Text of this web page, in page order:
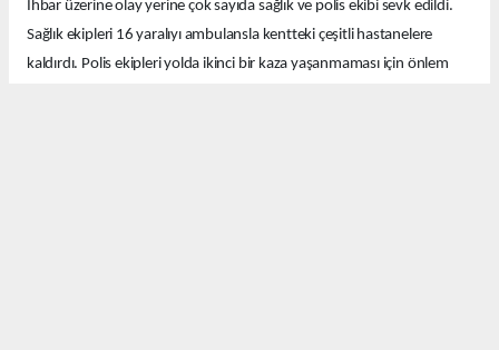
İhbar üzerine olay yerine çok sayıda sağlık ve polis ekibi sevk edildi.
Sağlık ekipleri 16 yaralıyı ambulansla kentteki çeşitli hastanelere
kaldırdı. Polis ekipleri yolda ikinci bir kaza yaşanmaması için önlem